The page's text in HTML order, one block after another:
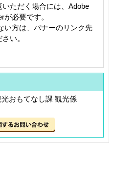
ただく場合には、Adobe
必要です。
い方は、バナーのリンク先
い。
光おもてなし課 観光係